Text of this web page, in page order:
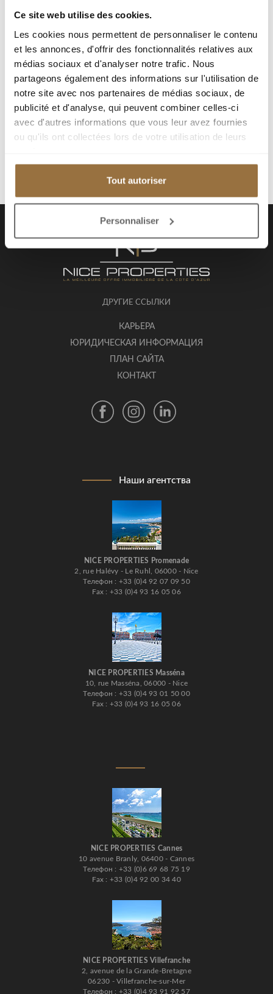
Ce site web utilise des cookies.
Les cookies nous permettent de personnaliser le contenu
et les annonces, d'offrir des fonctionnalités relatives aux
médias sociaux et d'analyser notre trafic. Nous
partageons également des informations sur l'utilisation de
notre site avec nos partenaires de médias sociaux, de
publicité et d'analyse, qui peuvent combiner celles-ci
avec d'autres informations que vous leur avez fournies
ou qu'ils ont collectées lors de votre utilisation de leurs
Tout autoriser
Personnaliser
Распечатать страницу
Я заинтересован(а)
ДРУГИЕ ССЫЛКИ
КАРЬЕРА
ЮРИДИЧЕСКАЯ ИНФОРМАЦИЯ
ПЛАН САЙТА
КОНТАКТ
Наши агентства
NICE PROPERTIES Promenade
2, rue Halévy - Le Ruhl, 06000 - Nice
Телефон : +33 (0)4 92 07 09 50
Fax : +33 (0)4 93 16 05 06
NICE PROPERTIES Masséna
10, rue Masséna, 06000 - Nice
Телефон : +33 (0)4 93 01 50 00
Fax : +33 (0)4 93 16 05 06
NICE PROPERTIES Cannes
10 avenue Branly, 06400 - Cannes
Телефон : +33 (0)6 69 68 75 19
Fax : +33 (0)4 92 00 34 40
NICE PROPERTIES Villefranche
2, avenue de la Grande-Bretagne
06230 - Villefranche-sur-Mer
Телефон : +33 (0)4 93 91 92 57